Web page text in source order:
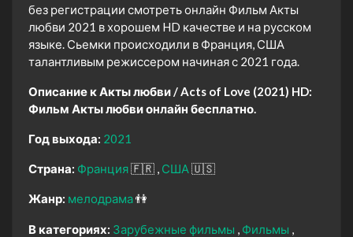
без регистрации смотреть онлайн Фильм Акты
любви 2021 в хорошем HD качестве и на русском
языке. Сьемки происходили в Франция, США
талантливым режиссером начиная с 2021 года.
Описание к Акты любви / Acts of Love (2021) HD:
Фильм Акты любви онлайн бесплатно.
Год выхода: 2021
Страна: Франция🇫🇷 США🇺🇸
Жанр: мелодрама👫
В категориях: Зарубежные фильмы
Фильмы